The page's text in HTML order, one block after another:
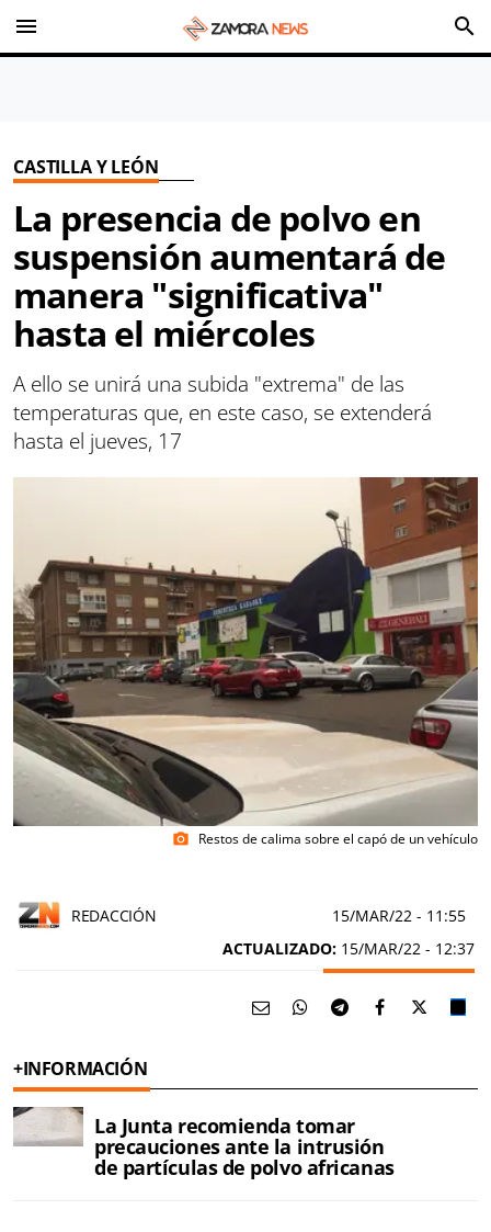
menu search
CASTILLA Y LEÓN
La presencia de polvo en
suspensión aumentará de
manera "significativa"
hasta el miércoles
A ello se unirá una subida "extrema" de las
temperaturas que, en este caso, se extenderá
hasta el jueves, 17
photo_camera Restos de calima sobre el capó de un vehículo
REDACCIÓN 15/MAR/22 - 11:55
ACTUALIZADO: 15/MAR/22 - 12:37
+INFORMACIÓN
La Junta recomienda tomar
precauciones ante la intrusión
de partículas de polvo africanas